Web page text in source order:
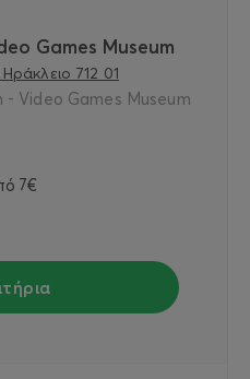
Games Museum
712 01
- Video Games Museum
7€